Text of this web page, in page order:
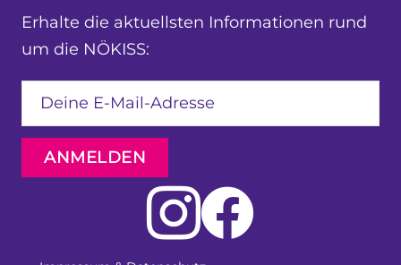
Erhalte die aktuellsten Informationen rund
um die NÖKISS:
ANMELDEN